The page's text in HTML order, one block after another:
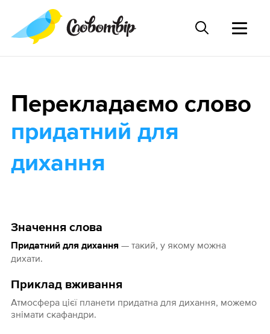
Значення слова
Придатний для дихання— такий, у якому можна
дихати.
Приклад вживання
Атмосфера цієї планети придатна для дихання, можемо
знімати скафандри.
Перекладаємо слово
придатний для
дихання